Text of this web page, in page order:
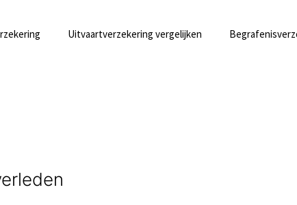
Uitvaartverzekering vergelijken